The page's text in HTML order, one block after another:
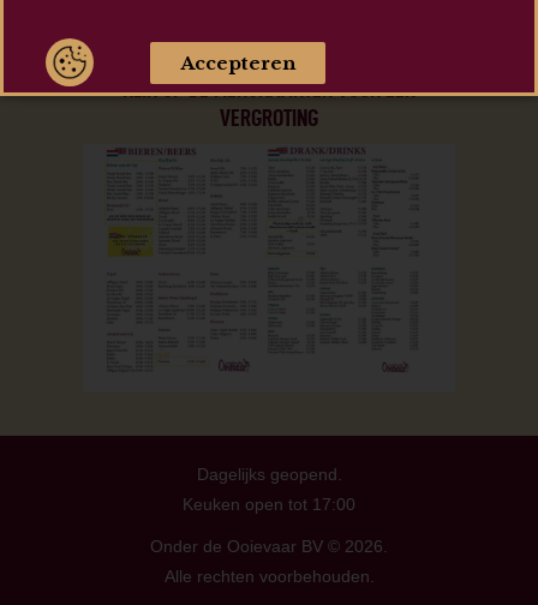
KLIK OP DE MENUKAARTEN VOOR EEN
VERGROTING
Dagelijks geopend.
Keuken open tot 17:00
Onder de Ooievaar BV © 2026.
Alle rechten voorbehouden.
Accepteren